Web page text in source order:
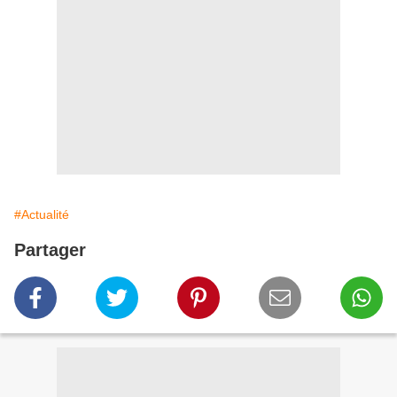
#Actualité
Partager